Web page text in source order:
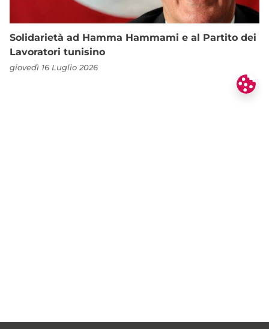
Solidarietà ad Hamma Hammami e al Partito dei
Lavoratori tunisino
giovedì 16 Luglio 2026